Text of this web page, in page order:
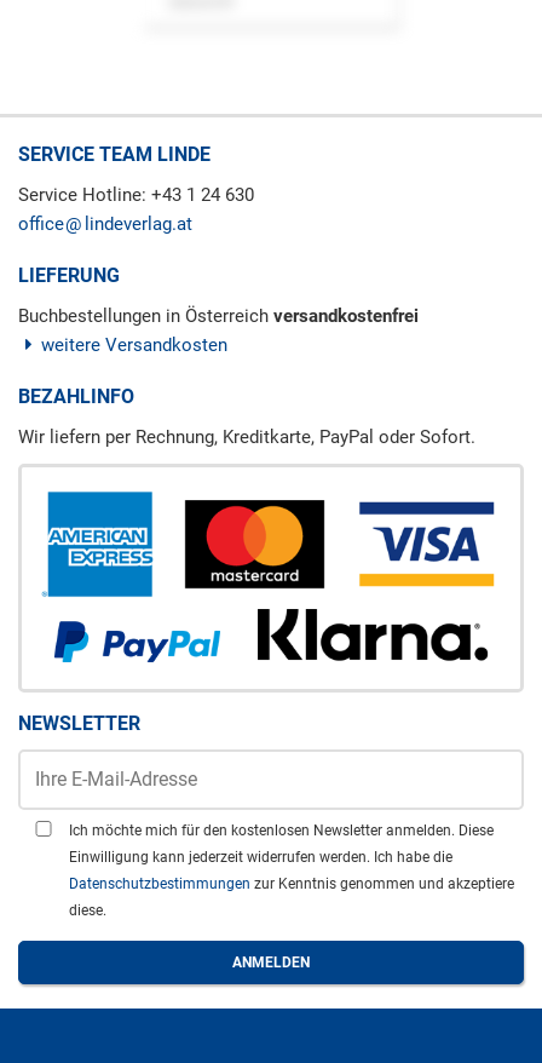
SERVICE TEAM LINDE
Service Hotline: +43 1 24 630
office
lindeverlag.at
LIEFERUNG
Buchbestellungen in Österreich versandkostenfrei
weitere Versandkosten
BEZAHLINFO
Wir liefern per Rechnung, Kreditkarte, PayPal oder Sofort.
NEWSLETTER
Ich möchte mich für den kostenlosen Newsletter anmelden. Diese
Einwilligung kann jederzeit widerrufen werden. Ich habe die
Datenschutzbestimmungen zur Kenntnis genommen und akzeptiere
diese.